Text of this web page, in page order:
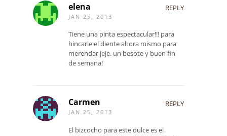
elena
JAN 25, 2013
REPLY
Tiene una pinta espectacular!!! para
hincarle el diente ahora mismo para
merendar jeje. un besote y buen fin
de semana!
Carmen
JAN 25, 2013
REPLY
El bizcocho para este dulce es el